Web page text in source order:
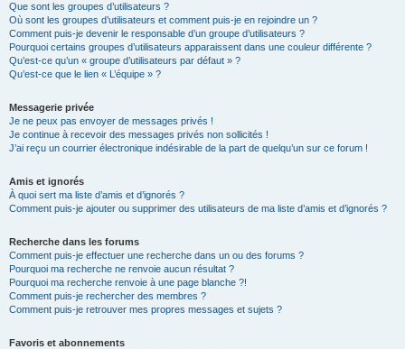
Que sont les groupes d’utilisateurs ?
Où sont les groupes d’utilisateurs et comment puis-je en rejoindre un ?
Comment puis-je devenir le responsable d’un groupe d’utilisateurs ?
Pourquoi certains groupes d’utilisateurs apparaissent dans une couleur différente ?
Qu’est-ce qu’un « groupe d’utilisateurs par défaut » ?
Qu’est-ce que le lien « L’équipe » ?
Messagerie privée
Je ne peux pas envoyer de messages privés !
Je continue à recevoir des messages privés non sollicités !
J’ai reçu un courrier électronique indésirable de la part de quelqu’un sur ce forum !
Amis et ignorés
À quoi sert ma liste d’amis et d’ignorés ?
Comment puis-je ajouter ou supprimer des utilisateurs de ma liste d’amis et d’ignorés ?
Recherche dans les forums
Comment puis-je effectuer une recherche dans un ou des forums ?
Pourquoi ma recherche ne renvoie aucun résultat ?
Pourquoi ma recherche renvoie à une page blanche ?!
Comment puis-je rechercher des membres ?
Comment puis-je retrouver mes propres messages et sujets ?
Favoris et abonnements